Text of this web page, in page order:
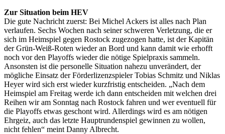
Zur Situation beim HEV
Die gute Nachricht zuerst: Bei Michel Ackers ist alles nach Plan
verlaufen. Sechs Wochen nach seiner schweren Verletzung, die er
sich im Heimspiel gegen Rostock zugezogen hatte, ist der Kapitän
der Grün-Weiß-Roten wieder an Bord und kann damit wie erhofft
noch vor den Playoffs wieder die nötige Spielpraxis sammeln.
Ansonsten ist die personelle Situation nahezu unverändert, der
mögliche Einsatz der Förderlizenzspieler Tobias Schmitz und Niklas
Heyer wird sich erst wieder kurzfristig entscheiden. „Nach dem
Heimspiel am Freitag werde ich dann entscheiden mit welchen drei
Reihen wir am Sonntag nach Rostock fahren und wer eventuell für
die Playoffs etwas geschont wird. Allerdings wird es am nötigen
Ehrgeiz, auch das letzte Hauptrundenspiel gewinnen zu wollen,
nicht fehlen“ meint Danny Albrecht.